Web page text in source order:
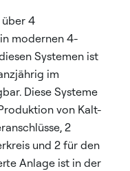
über 4
modernen 4-
Systemen ist
im
Diese Systeme
von Kalt-
2
und 2 für den
Anlage ist in der